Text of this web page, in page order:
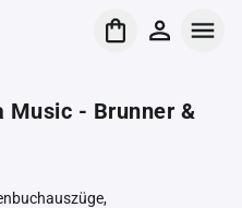
Music - Brunner &